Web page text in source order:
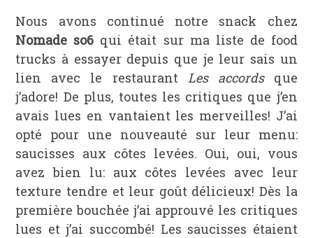
Nous avons continué notre snack chez
Nomade so6 qui était sur ma liste de food
trucks à essayer depuis que je leur sais un
lien avec le restaurant Les accordsque
j’adore! De plus, toutes les critiques que j’en
avais lues en vantaient les merveilles! J’ai
opté pour une nouveauté sur leur menu:
saucisses aux côtes levées. Oui, oui, vous
avez bien lu: aux côtes levées avec leur
texture tendre et leur goût délicieux! Dès la
première bouchée j’ai approuvé les critiques
lues et j’ai succombé! Les saucisses étaient